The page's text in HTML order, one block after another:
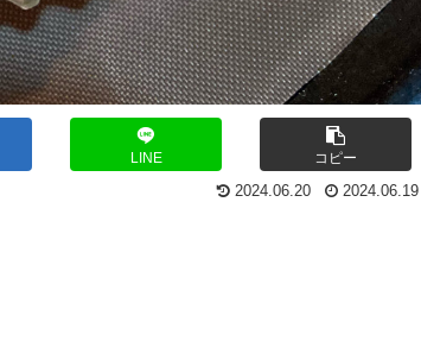
LINE コピー
2024.06.20 2024.06.19